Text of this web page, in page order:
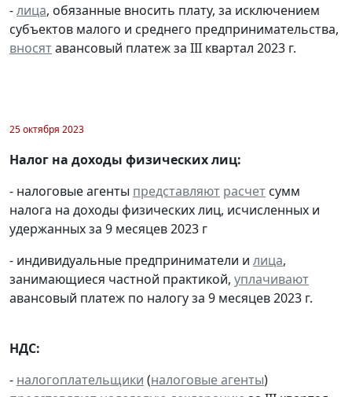
-лица, обязанные вносить плату, за исключением
субъектов малого и среднего предпринимательства,
вносятавансовый платеж за III квартал 2023 г.
25 октября 2023
Налог на доходы физических лиц:
- налоговые агенты представляют расчет сумм
налога на доходы физических лиц, исчисленных и
удержанных за 9 месяцев 2023 г
- индивидуальные предприниматели и лица,
занимающиеся частной практикой, уплачивают
авансовый платеж по налогу за 9 месяцев 2023 г.
НДС:
- налогоплательщики (налоговые агенты)